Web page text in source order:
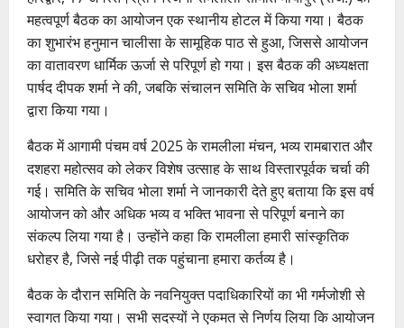
महत्वपूर्ण बैठक का आयोजन एक स्थानीय होटल में किया गया। बैठक
का शुभारंभ हनुमान चालीसा के सामूहिक पाठ से हुआ, जिससे आयोजन
का वातावरण धार्मिक ऊर्जा से परिपूर्ण हो गया। इस बैठक की अध्यक्षता
पार्षद दीपक शर्मा ने की, जबकि संचालन समिति के सचिव भोला शर्मा
द्वारा किया गया।
बैठक में आगामी पंचम वर्ष 2025 के रामलीला मंचन, भव्य रामबारात और
दशहरा महोत्सव को लेकर विशेष उत्साह के साथ विस्तारपूर्वक चर्चा की
गई। समिति के सचिव भोला शर्मा ने जानकारी देते हुए बताया कि इस वर्ष
आयोजन को और अधिक भव्य व भक्ति भावना से परिपूर्ण बनाने का
संकल्प लिया गया है। उन्होंने कहा कि रामलीला हमारी सांस्कृतिक
धरोहर है, जिसे नई पीढ़ी तक पहुंचाना हमारा कर्तव्य है।
बैठक के दौरान समिति के नवनियुक्त पदाधिकारियों का भी गर्मजोशी से
स्वागत किया गया। सभी सदस्यों ने एकमत से निर्णय लिया कि आयोजन